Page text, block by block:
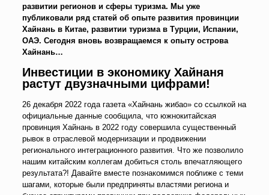
развитии регионов и сферы туризма. Мы уже
публиковали ряд статей об опыте развития провинции
Хайнань в Китае, развитии туризма в Турции, Испании,
ОАЭ. Сегодня вновь возвращаемся к опыту острова
Хайнань…
Инвестиции в экономику Хайнаня
растут двузначными цифрами!
26 декабря 2022 года газета «Хайнань жибао» со ссылкой на
официальные данные сообщила, что южнокитайская
провинция Хайнань в 2022 году совершила существенный
рывок в отраслевой модернизации и продвижении
регионального интеграционного развития. Что же позволило
нашим китайским коллегам добиться столь впечатляющего
результата?! Давайте вместе познакомимся поближе с теми
шагами, которые были предприняты властями региона и